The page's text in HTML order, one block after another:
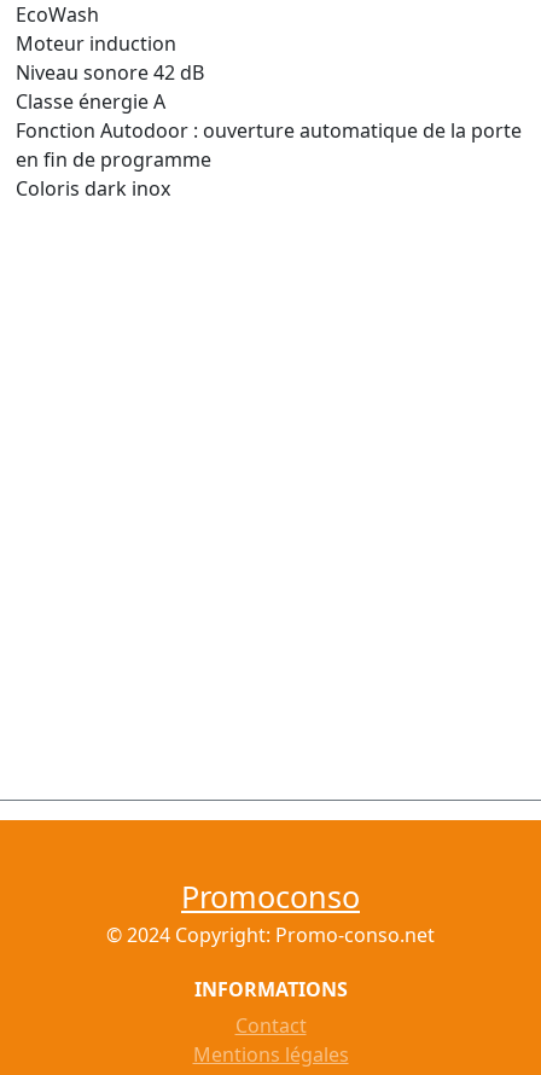
EcoWash
Moteur induction
Niveau sonore 42 dB
Classe énergie A
Fonction Autodoor : ouverture automatique de la porte
en fin de programme
Coloris dark inox
Promoconso
© 2024 Copyright: Promo-conso.net
INFORMATIONS
Contact
Mentions légales